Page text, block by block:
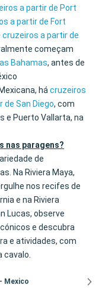
a partir de Port
a partir de Fort
cruzeiros a partir de
começam
Bahamas, antes de
hácruzeiros
San Diego, com
e Puerto Vallarta, na
nas paragens?
de
Na Riviera Maya,
nos recifes de
e na Riviera
Lucas, observe
e descubra
e atividades, com
cavalo.
Mexico